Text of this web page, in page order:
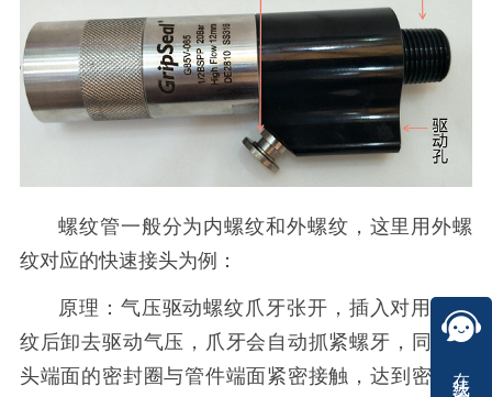
螺纹管一般分为内螺纹和外螺纹，这里用外螺
纹对应的快速接头为例：
原理：气压驱动螺纹爪牙张开，插入对用外螺
纹后卸去驱动气压，爪牙会自动抓紧螺牙，同时接
头端面的密封圈与管件端面紧密接触，达到密封连
在线咨询